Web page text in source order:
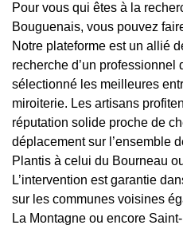
Pour vous qui êtes à la
Bouguenais, vous pouvez
Notre plateforme est un allié
recherche d’un professionnel
sélectionné les meilleures
miroiterie. Les artisans
réputation solide proche de
déplacement sur l’ensemble
Plantis à celui du Bourneau
L’intervention est garantie
sur les communes voisines
La Montagne ou encore